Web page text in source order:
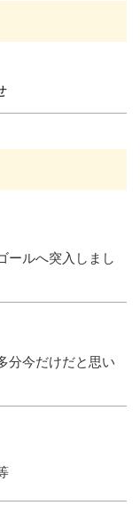
ールへ突入しまし
分今だけだと思い